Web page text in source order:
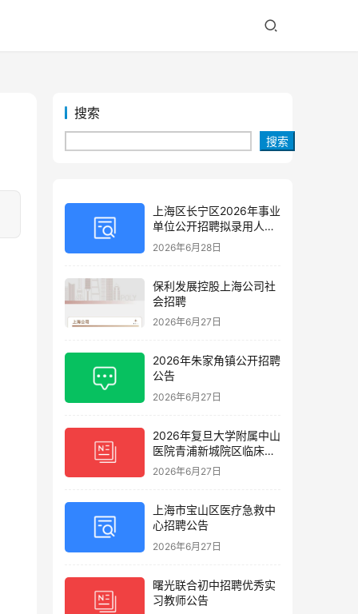
搜索
搜索
上海区长宁区2026年事业
单位公开招聘拟录用人员
公示(第三批)
2026年6月28日
保利发展控股上海公司社
会招聘
2026年6月27日
2026年朱家角镇公开招聘
公告
2026年6月27日
2026年复旦大学附属中山
医院青浦新城院区临床护
理岗位招聘启事
2026年6月27日
上海市宝山区医疗急救中
心招聘公告
2026年6月27日
曙光联合初中招聘优秀实
习教师公告